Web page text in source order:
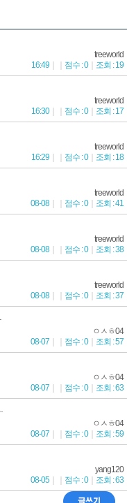
treeworld
16:49
점수 : 0｜ 조회 : 19
treeworld
16:30｜ 점수 : 0｜ 조회 : 17
treeworld
16:29
점수 : 0｜ 조회 : 18
treeworld
08-08｜ 점수 : 0｜ 조회 : 41
treeworld
08-08｜ 점수 : 0｜ 조회 : 38
treeworld
08-08｜ 점수 : 0｜ 조회 : 37
ㅇㅅㅎ04
08-07
점수 : 0｜ 조회 : 57
ㅇㅅㅎ04
08-07
점수 : 0｜ 조회 : 63
ㅇㅅㅎ04
08-07
점수 : 0｜ 조회 : 59
yang120
08-05
점수 : 0｜ 조회 : 63